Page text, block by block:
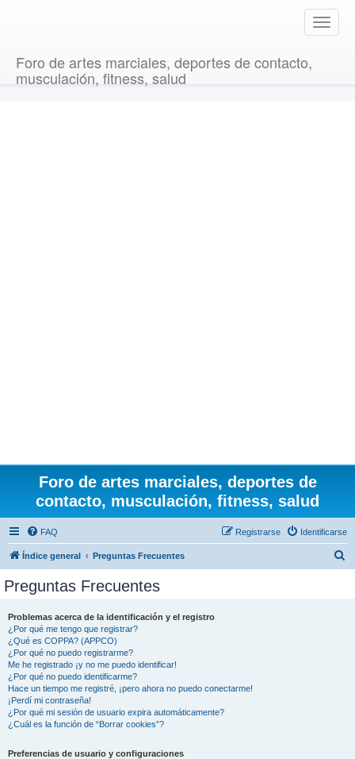
T
o
Foro de artes marciales, deportes de contacto,
musculación, fitness, salud
Foro de artes marciales, deportes de
contacto, musculación, fitness, salud
FAQ Identificarse
Registrarse
Índice general Preguntas Frecuentes
Preguntas Frecuentes
Problemas acerca de la identificación y el registro
¿Por qué me tengo que registrar?
¿Qué es COPPA? (APPCO)
¿Por qué no puedo registrarme?
Me he registrado ¡y no me puedo identificar!
¿Por qué no puedo identificarme?
Hace un tiempo me registré, ¡pero ahora no puedo conectarme!
¡Perdí mi contraseña!
¿Por qué mi sesión de usuario expira automáticamente?
¿Cuál es la función de “Borrar cookies”?
Preferencias de usuario y configuraciones